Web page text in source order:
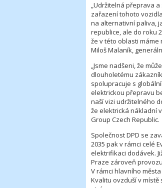
„Udržitelná přeprava
zařazení tohoto
na alternativní paliva,
republice, ale do roku
že v této oblasti máme
Miloš Malaník,
„Jsme nadšeni, že
dlouholetému
spolupracuje s
elektrickou přepravu
naší vizi udržitelného
že elektrická nákladní
Group Czech Republic.
Společnost DPD se
2035 pak v rámci celé
elektrifikaci dodávek.
Praze zároveň
V rámci hlavního
Kvalitu ovzduší v